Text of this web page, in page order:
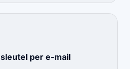
per e-mail